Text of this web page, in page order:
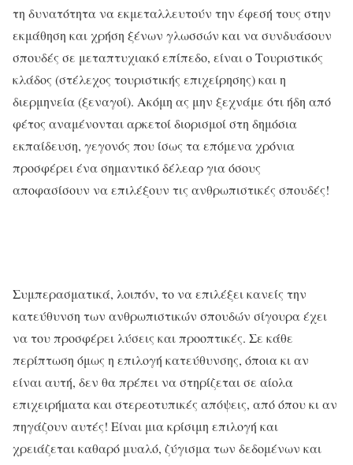
τη δυνατότητα να εκμεταλλευτούν την έφεσή τους στην
εκμάθηση και χρήση ξένων γλωσσών και να συνδυάσουν
σπουδές σε μεταπτυχιακό επίπεδο, είναι ο Τουριστικός
κλάδος (στέλεχος τουριστικής επιχείρησης) και η
διερμηνεία (ξεναγοί). Ακόμη ας μην ξεχνάμε ότι ήδη από
φέτος αναμένονται αρκετοί διορισμοί στη δημόσια
εκπαίδευση, γεγονός που ίσως τα επόμενα χρόνια
προσφέρει ένα σημαντικό δέλεαρ για όσους
αποφασίσουν να επιλέξουν τις ανθρωπιστικές σπουδές!
Συμπερασματικά, λοιπόν, το να επιλέξει κανείς την
κατεύθυνση των ανθρωπιστικών σπουδών σίγουρα έχει
να του προσφέρει λύσεις και προοπτικές. Σε κάθε
περίπτωση όμως η επιλογή κατεύθυνσης, όποια κι αν
είναι αυτή, δεν θα πρέπει να στηρίζεται σε αίολα
επιχειρήματα και στερεοτυπικές απόψεις, από όπου κι αν
πηγάζουν αυτές! Είναι μια κρίσιμη επιλογή και
χρειάζεται καθαρό μυαλό, ζύγισμα των δεδομένων και